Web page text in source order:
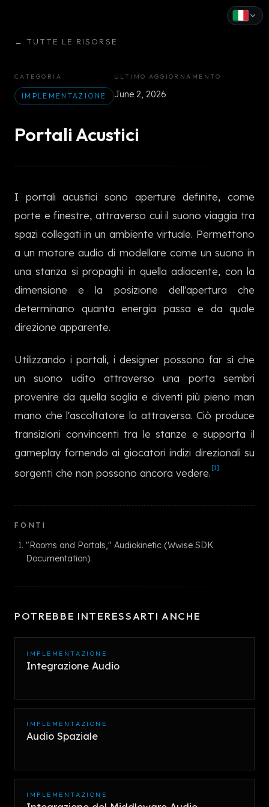
← TUTTE LE RISORSE
CATEGORIA
IMPLEMENTAZIONE
ULTIMO AGGIORNAMENTO
June 2, 2026
Portali Acustici
I portali acustici sono aperture definite, come
porte e finestre, attraverso cui il suono viaggia tra
spazi collegati in un ambiente virtuale. Permettono
a un motore audio di modellare come un suono in
una stanza si propaghi in quella adiacente, con la
dimensione e la posizione dell'apertura che
determinano quanta energia passa e da quale
direzione apparente.
Utilizzando i portali, i designer possono far sì che
un suono udito attraverso una porta sembri
provenire da quella soglia e diventi più pieno man
mano che l'ascoltatore la attraversa. Ciò produce
transizioni convincenti tra le stanze e supporta il
gameplay fornendo ai giocatori indizi direzionali su
sorgenti che non possono ancora vedere. [1]
FONTI
"Rooms and Portals," Audiokinetic (Wwise SDK
Documentation).
POTREBBE INTERESSARTI ANCHE
IMPLEMENTAZIONE
Integrazione Audio
IMPLEMENTAZIONE
Audio Spaziale
IMPLEMENTAZIONE
Русский
日本語
한국어